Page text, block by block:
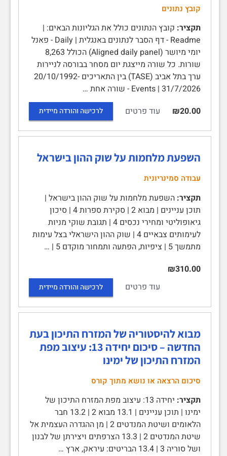
קובץ נתונים
תקציר: קובץ הנתונים כולל את הגליונות הבאים: |
Readme - דף הסבר לנתונים באנגלית | Daily - פאנל
יומי מיושר (Aligned daily panel) הכולל 8,263
שורות. כל שורה מייצגת יום מסחר בבורסה לניירות
ערך בתל אביב (TASE) בין התאריכים 20/10/1992-
31/7/2026 | Events - שורה אחת …
₪20.00
עוד פרטים לרכישה והורדה מיידית
השפעת מלחמות על שוק ההון בישראל
עבודה סמינריונית
תקציר: השפעת מלחמות על שוק ההון בישראל |
תוכן עניינים | מבוא 2 | סקירת ספרות 4 | סיכון
גיאופוליטי ומחירי נכסים 4 | תגובת שוקי מניות
לעימותים צבאיים 4 | שוק ההון הישראלי בצל עימות
מתמשך 5 | ציפיות, הפתעה ותמחור מוקדם 5 | …
₪310.00
עוד פרטים
לרכישה והורדה מיידית
מבוא להיסטוריה של המזרח התיכון בעת
החדשה – סיכום יחידה 13: עיצוב מפת
המזרח התיכון של ימינו
סיכום הרצאה או נושא מתוך קורס
תקציר:
יחידה 13: עיצוב מפת המזרח התיכון של
ימינו | תוכן עניינים | 13.1 מבוא 2 | 13.2 חבר
הלאומים ושיטת המנדטים 2 | מן ההגדרה העצמית אל
שיטת המנדטים 2 | 13.3 הצרפתים ויצירתן של לבנון
ושל סוריה 3 | 13.4 הבריטים: עיראק, ארץ …